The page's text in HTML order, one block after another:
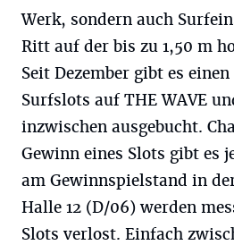
Werk, sondern auch
Ritt auf der bis zu 1,50 m
Seit Dezember gibt es
Surfslots auf THE WAVE
inzwischen ausgebucht.
Gewinn eines Slots gibt es
am Gewinnspielstand in
Halle 12 (D/06) werden
Slots verlost. Einfach